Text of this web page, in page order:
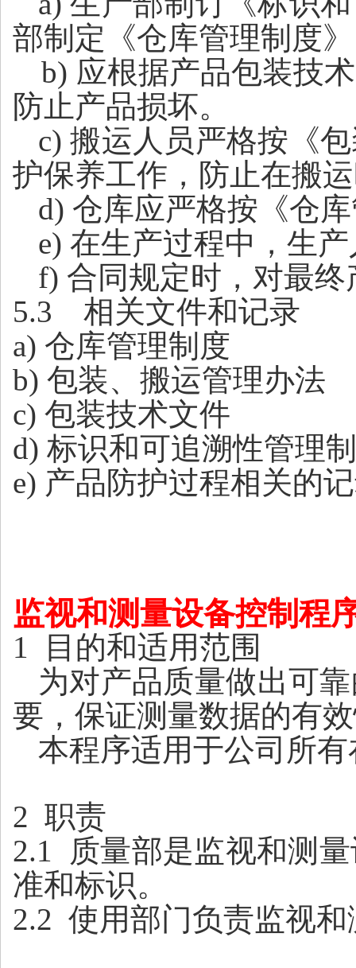
部制定《仓库管理制度
b) 应根据产品包装技
防止产品损坏。
c) 搬运人员严格按《
护保养工作，防止在搬
d) 仓库应严格按《仓
e) 在生产过程中，生
f) 合同规定时，对最
5.3 相关文件和记录
a) 仓库管理制度
b) 包装、 搬运管理办法
c) 包装技术文件
d) 标识和可追溯性管理
e) 产品防护过程相关的
监视和测量设备控制程
1
目的和适用范围
为对产品质量做出可
要，保证测量数据的有
本程序适用于公司所
2 职责
2.1
质量部是监视和测
准和标识。
2.2 使用部门负责监视